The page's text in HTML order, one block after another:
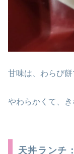
甘味は、わらび餅
やわらかくて、き
天丼ランチ